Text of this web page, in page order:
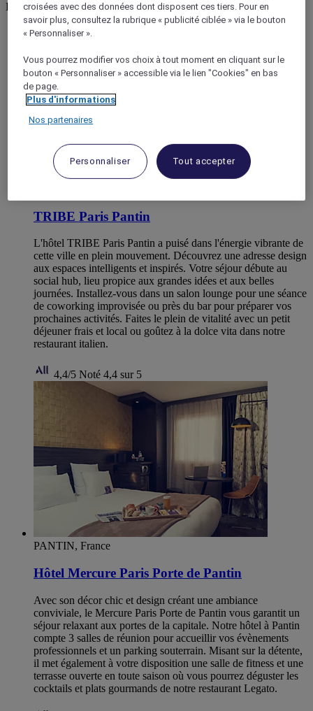
Pantin
TRIBE Paris Pantin
L'hôtel TRIBE Paris Pantin a puisé dans l'énergie vibrante de
cette ville en plein mouvement. Découvrez une adresse design
aux espaces intelligents et inspirés. Votre séjour débute au
social hub, lieu propice aux grandes idées et aux belles
journées. Installez-vous dans un salon lounge pour une séance
de coworking improvisée ou près du bar pour préparer vos
prochaines activités. Faites le plein de vitalité avec un petit
déjeuner frais et local ou goûtez à la dolce vita dans notre
restaurant italien.
4,4/5 Noté 4,4 sur 5
PANTIN, France
Hôtel Mercure Paris Porte de Pantin
Avec son décor chic et design créant une ambiance
conviviale, le Mercure Paris Porte de Pantin vous garantit un
séjour relaxant aux portes de la capitale. Notre hôtel à Pantin
compte 3 salles de réunion pour accueillir vos évènements
professionnels et un parking souterrain. Misant sur la détente,
il met également à votre disposition une salle de fitness et une
terrasse ouverte en toute saison où vous pourrez déguster les
cocktails et plats gourmands de notre restaurant Legato.
croisées avec des données dont disposent ces tiers. Pour en
savoir plus, consultez la rubrique « publicité ciblée » via le bouton
« Personnaliser ».
Vous pourrez modifier vos choix à tout moment en cliquant sur le
bouton « Personnaliser » accessible via le lien "Cookies" en bas
de page.
Plus d'informations
Nos partenaires
Personnaliser Tout accepter